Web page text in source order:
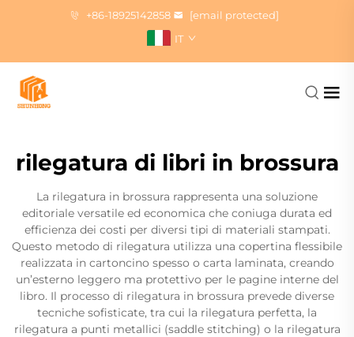
+86-18925142858
[email protected]
IT
rilegatura di libri in brossura
La rilegatura in brossura rappresenta una soluzione
editoriale versatile ed economica che coniuga durata ed
efficienza dei costi per diversi tipi di materiali stampati.
Questo metodo di rilegatura utilizza una copertina flessibile
realizzata in cartoncino spesso o carta laminata, creando
un’esterno leggero ma protettivo per le pagine interne del
libro. Il processo di rilegatura in brossura prevede diverse
tecniche sofisticate, tra cui la rilegatura perfetta, la
rilegatura a punti metallici (saddle stitching) o la rilegatura